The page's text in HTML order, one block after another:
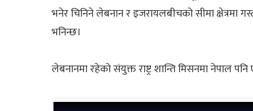
भनेर चिनिने लेबनान र इजरायलबीचको सीमा क्षेत्रमा
भनिन्छ।
लेबनानमा रहेको संयुक्त राष्ट्र शान्ति मिसनमा नेपाल